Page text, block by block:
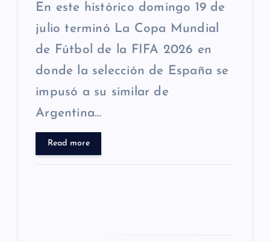
En este histórico domingo 19 de
julio terminó La Copa Mundial
de Fútbol de la FIFA 2026 en
donde la selección de España se
impusó a su similar de
Argentina…
Read more